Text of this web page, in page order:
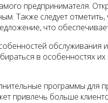
предпринимателя.
Также следует
что
в особенностях их
программы для
привлечь больше